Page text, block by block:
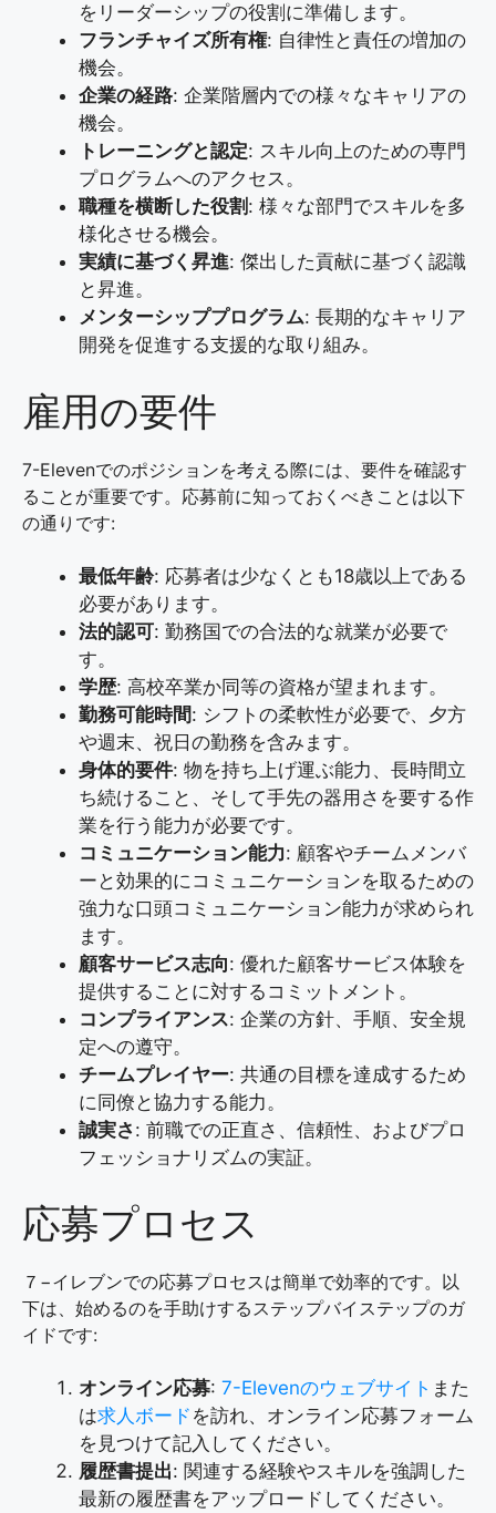
をリーダーシップの役割に準備します。
フランチャイズ所有権: 自律性と責任の増加の
機会。
企業の経路: 企業階層内での様々なキャリアの
機会。
トレーニングと認定: スキル向上のための専門
プログラムへのアクセス。
職種を横断した役割 : 様々な部門でスキルを多
様化させる機会。
実績に基づく昇進: 傑出した貢献に基づく認識
と昇進。
メンターシッププログラム: 長期的なキャリア
開発を促進する支援的な取り組み。
雇用の要件
7-Elevenでのポジションを考える際には、要件を確認す
ることが重要です。応募前に知っておくべきことは以下
の通りです:
最低年齢: 応募者は少なくとも18歳以上である
必要があります。
法的認可: 勤務国での合法的な就業が必要で
す。
学歴: 高校卒業か同等の資格が望まれます。
勤務可能時間: シフトの柔軟性が必要で、夕方
や週末、祝日の勤務を含みます。
身体的要件: 物を持ち上げ運ぶ能力、長時間立
ち続けること、そして手先の器用さを要する作
業を行う能力が必要です。
コミュニケーション能力: 顧客やチームメンバ
ーと効果的にコミュニケーションを取るための
強力な口頭コミュニケーション能力が求められ
ます。
顧客サービス志向: 優れた顧客サービス体験を
提供することに対するコミットメント。
コンプライアンス: 企業の方針、手順、安全規
定への遵守。
チームプレイヤー: 共通の目標を達成するため
に同僚と協力する能力。
誠実さ : 前職での正直さ、信頼性、およびプロ
フェッショナリズムの実証。
応募プロセス
７−イレブンでの応募プロセスは簡単で効率的です。以
下は、始めるのを手助けするステップバイステップのガ
イドです:
オンライン応募: 7-Elevenのウェブサイト また
は求人ボード を訪れ、オンライン応募フォーム
を見つけて記入してください。
履歴書提出: 関連する経験やスキルを強調した
最新の履歴書をアップロードしてください。